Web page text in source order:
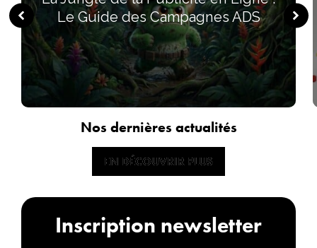
Le Guide des Campagnes ADS
Nos dernières actualités
EN DÉCOUVRIR PLUS
EN DÉCOUVRIR PLUS
Inscription newsletter